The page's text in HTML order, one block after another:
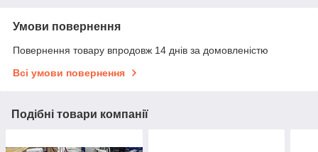
Умови повернення
Повернення товару впродовж 14 днів за домовленістю
Всі умови повернення
Подібні товари компанії